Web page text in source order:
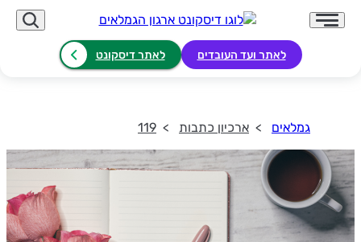
לאתר ועד העובדים לאתר דיסקונט
גמלאים ארכיון כתבות 119